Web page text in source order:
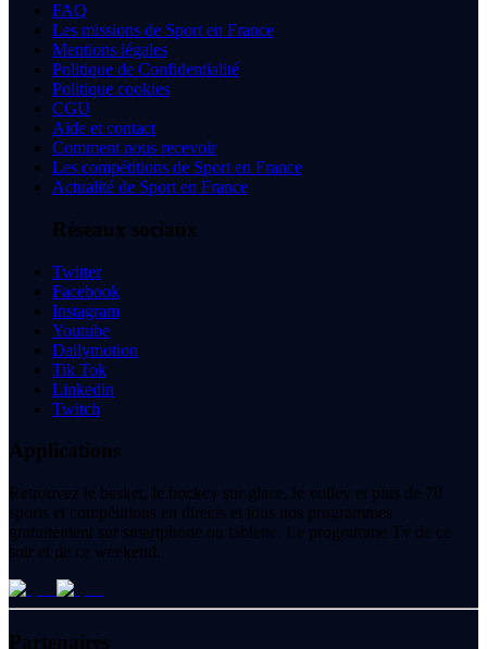
FAQ
Les missions de Sport en France
Mentions légales
Politique de Confidentialité
Politique cookies
CGU
Aide et contact
Comment nous recevoir
Les compétitions de Sport en France
Actualité de Sport en France
Réseaux sociaux
Twitter
Facebook
Instagram
Youtube
Dailymotion
Tik Tok
Linkedin
Twitch
Applications
Retrouvez le basket, le hockey sur glace, le volley et plus de 70
sports et compétitions en directs et tous nos programmes
gratuitement sur smartphone ou tablette. Le programme Tv de ce
soir et de ce weekend.
Partenaires